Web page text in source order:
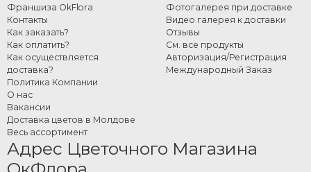
Франшиза OkFlora
Контакты
Как заказать?
Как оплатить?
Как осуществляется
доставка?
Политика Компании
О нас
Вакансии
Доставка цветов в Молдове
Весь ассортимент
Фотогалерея при доставке
Видео галерея к доставки
Отзывы
См. все продукты
Авторизация/Регистрация
Международный Заказ
Адрес Цветочного Магазина